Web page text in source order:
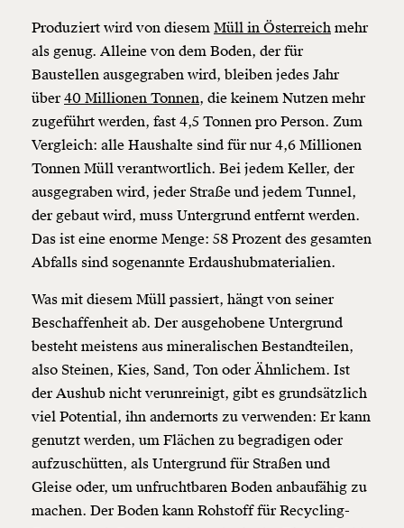
Produziert wird von diesem Müll in Österreich mehr
als genug. Alleine von dem Boden, der für
Baustellen ausgegraben wird, bleiben jedes Jahr
über40 Millionen Tonnen, die keinem Nutzen mehr
zugeführt werden, fast 4,5 Tonnen pro Person. Zum
Vergleich: alle Haushalte sind für nur 4,6 Millionen
Tonnen Müll verantwortlich. Bei jedem Keller, der
ausgegraben wird, jeder Straße und jedem Tunnel,
der gebaut wird, muss Untergrund entfernt werden.
Das ist eine enorme Menge: 58 Prozent des gesamten
Abfalls sind sogenannte Erdaushubmaterialien.
Was mit diesem Müll passiert, hängt von seiner
Beschaffenheit ab. Der ausgehobene Untergrund
besteht meistens aus mineralischen Bestandteilen,
also Steinen, Kies, Sand, Ton oder Ähnlichem. Ist
der Aushub nicht verunreinigt, gibt es grundsätzlich
viel Potential, ihn andernorts zu verwenden: Er kann
genutzt werden, um Flächen zu begradigen oder
aufzuschütten, als Untergrund für Straßen und
Gleise oder, um unfruchtbaren Boden anbaufähig zu
machen. Der Boden kann Rohstoff für Recycling-